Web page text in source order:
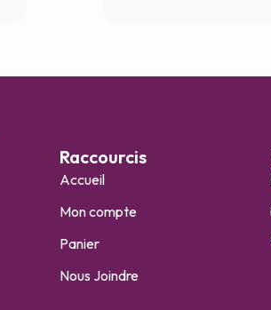
Raccourcis
Accueil
Mon compte
Panier
Nous Joindre